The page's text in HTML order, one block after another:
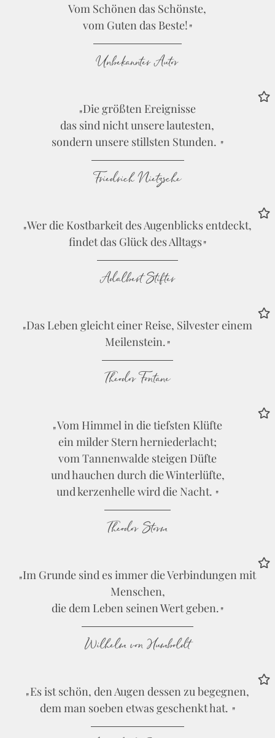
Vom Schönen das Schönste,
vom Guten das Beste!
Unbekannter Autor
Die größten Ereignisse
das sind nicht unsere lautesten,
sondern unsere stillsten Stunden.
Friedrich Nietzsche
Wer die Kostbarkeit des Augenblicks entdeckt,
findet das Glück des Alltags
Adalbert Stifter
Das Leben gleicht einer Reise, Silvester einem
Meilenstein.
Theodor Fontane
Vom Himmel in die tiefsten Klüfte
ein milder Stern herniederlacht;
vom Tannenwalde steigen Düfte
und hauchen durch die Winterlüfte,
und kerzenhelle wird die Nacht.
Theodor Storm
Im Grunde sind es immer die Verbindungen mit
Menschen,
die dem Leben seinen Wert geben.
Wilhelm von Humboldt
Es ist schön, den Augen dessen zu begegnen,
dem man soeben etwas geschenkt hat.